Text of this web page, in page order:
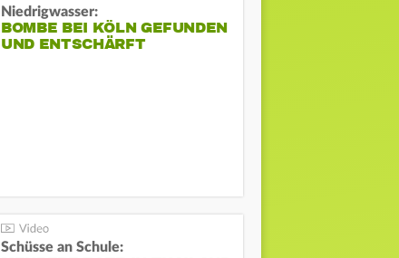
Niedrigwasser:
BOMBE BEI KÖLN GEFUNDEN
UND ENTSCHÄRFT
Schüsse an Schule: